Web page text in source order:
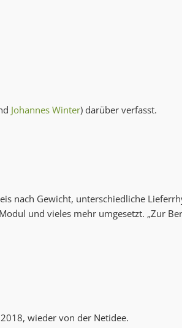
Johannes Winter) darüber verfasst.
nach Gewicht, unterschiedliche
und vieles mehr umgesetzt. „Zur
wieder von der Netidee.